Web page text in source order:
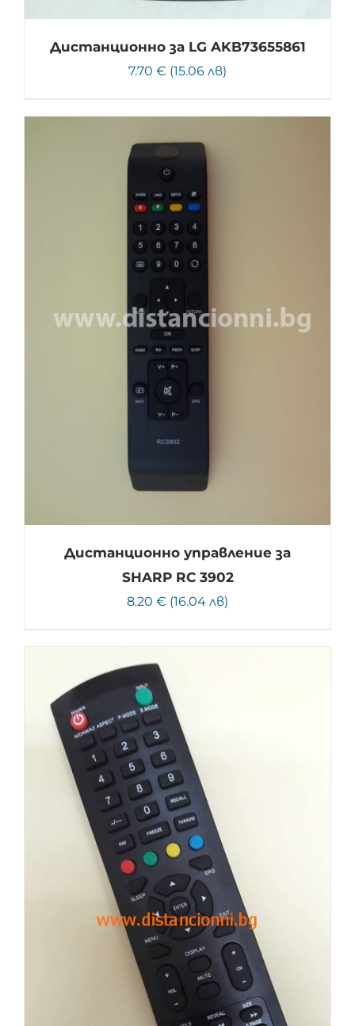
Дистанционно за LG AKB73655861
7.70 € (15.06 лв)
Дистанционно управление за
SHARP RC 3902
8.20 € (16.04 лв)